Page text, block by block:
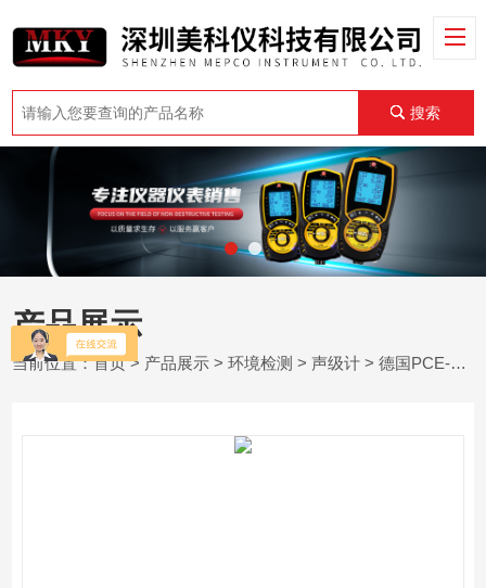
搜索
产品展示
当前位置：首页> 产品展示 >环境检测 >声级计 > 德国PCE-432 -带数据记录和GPS的一类声级计